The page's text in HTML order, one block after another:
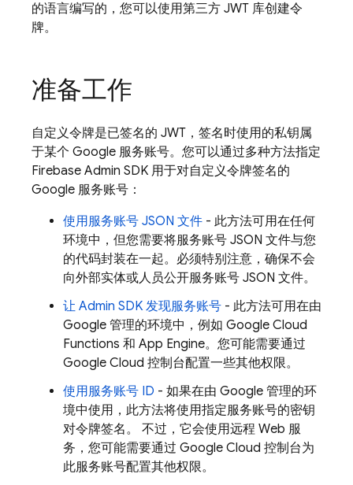
的语言编写的，您可以使用第三方 JWT 库创建令
牌。
准备工作
自定义令牌是已签名的 JWT，签名时使用的私钥属
于某个 Google 服务账号。您可以通过多种方法指定
Firebase Admin SDK 用于对自定义令牌签名的
Google 服务账号：
使用服务账号 JSON 文件 - 此方法可用在任何
环境中，但您需要将服务账号 JSON 文件与您
的代码封装在一起。必须特别注意，确保不会
向外部实体或人员公开服务账号 JSON 文件。
让 Admin SDK 发现服务账号 - 此方法可用在由
Google 管理的环境中，例如 Google Cloud
Functions 和 App Engine。您可能需要通过
Google Cloud 控制台配置一些其他权限。
使用服务账号 ID - 如果在由 Google 管理的环
境中使用，此方法将使用指定服务账号的密钥
对令牌签名。 不过，它会使用远程 Web 服
务，您可能需要通过 Google Cloud 控制台为
此服务账号配置其他权限。